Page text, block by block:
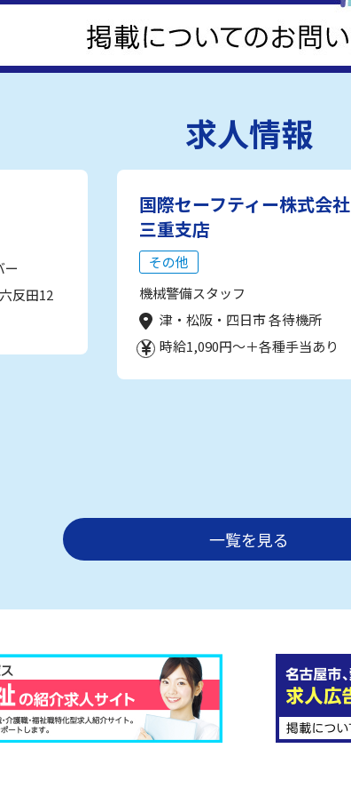
求人情報
ー
反田12
国際セーフティー株式会社
三重支店
その他
機械警備スタッフ
津・松阪・四日市 各待機所
時給1,090円～＋各種手当あり
一覧を見る